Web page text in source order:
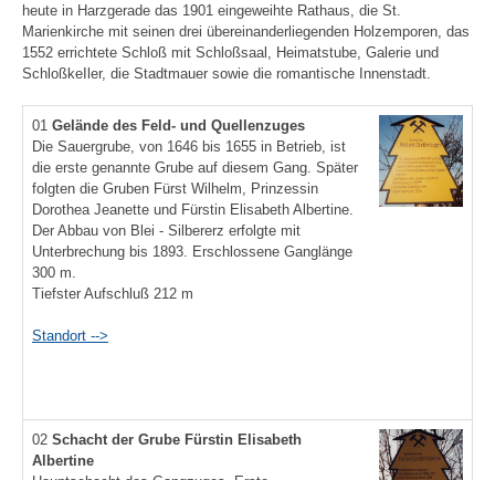
heute in Harzgerade das 1901 eingeweihte Rathaus, die St.
Marienkirche mit seinen drei übereinanderliegenden Holzemporen, das
1552 errichtete Schloß mit Schloßsaal, Heimatstube, Galerie und
SchloßkeIler, die Stadtmauer sowie die romantische Innenstadt.
01 Gelände des Feld- und Quellenzuges
Die Sauergrube, von 1646 bis 1655 in Betrieb, ist
die erste genannte Grube auf diesem Gang. Später
folgten die Gruben Fürst Wilhelm, Prinzessin
Dorothea Jeanette und Fürstin Elisabeth Albertine.
Der Abbau von Blei - Silbererz erfolgte mit
Unterbrechung bis 1893. Erschlossene Ganglänge
300 m.
Tiefster Aufschluß 212 m
Standort -->
02 Schacht der Grube Fürstin Elisabeth
Albertine